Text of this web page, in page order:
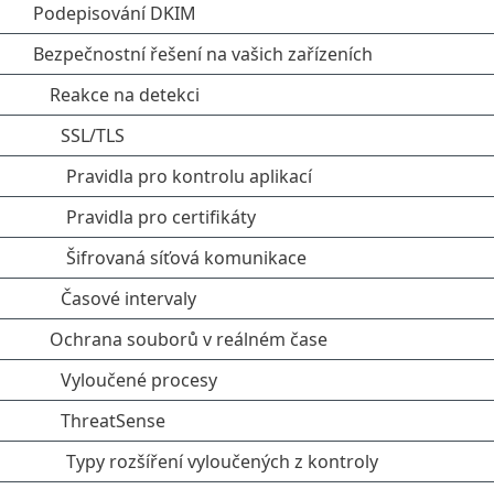
Podepisování DKIM
Bezpečnostní řešení na vašich zařízeních
Reakce na detekci
SSL/TLS
Pravidla pro kontrolu aplikací
Pravidla pro certifikáty
Šifrovaná síťová komunikace
Časové intervaly
Ochrana souborů v reálném čase
Vyloučené procesy
ThreatSense
Typy rozšíření vyloučených z kontroly